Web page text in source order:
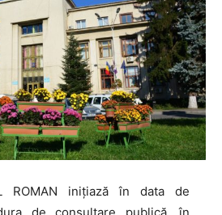
ROMAN inițiază în data de